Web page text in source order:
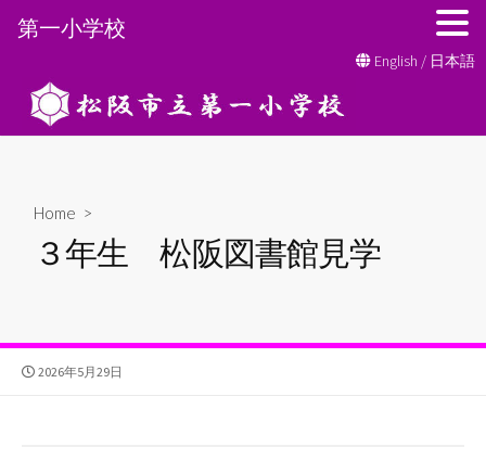
ン
English / 日本語
Home >
３年生 松阪図書館見学
公
2026年5月29日
第一小学校